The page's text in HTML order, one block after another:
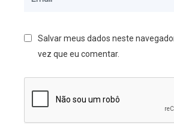
Salvar meus dados neste
vez que eu comentar.